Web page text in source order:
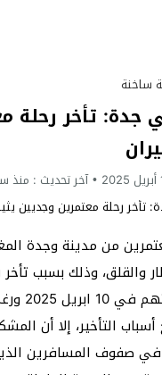
ساخنة
جدة: تأخر رحلة
آخر تحديث : منذ
من مدينة وجدة
والقلق، وذلك بسبب
كان
التأخير، إلا أن
صفوف المسافرين